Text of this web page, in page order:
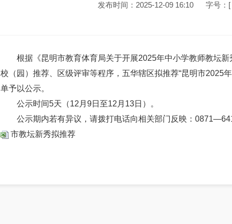
发布时间：2025-12-09 16:10 字号：[
根据《昆明市教育体育局关于开展2025年中小学教师教坛新
校（园）推荐、区级评审等程序，五华辖区拟推荐“昆明市2025
单予以公示。
公示时间5天（12月9日至12月13日）。
公示期内若有异议，请拨打电话向相关部门反映：
市教坛新秀拟推荐